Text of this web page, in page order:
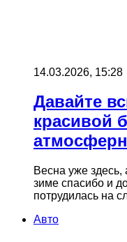
14.03.2026, 15:28
Давайте
красивой
Весна уже здесь,
зиме спасибо и
потрудилась на
Авто